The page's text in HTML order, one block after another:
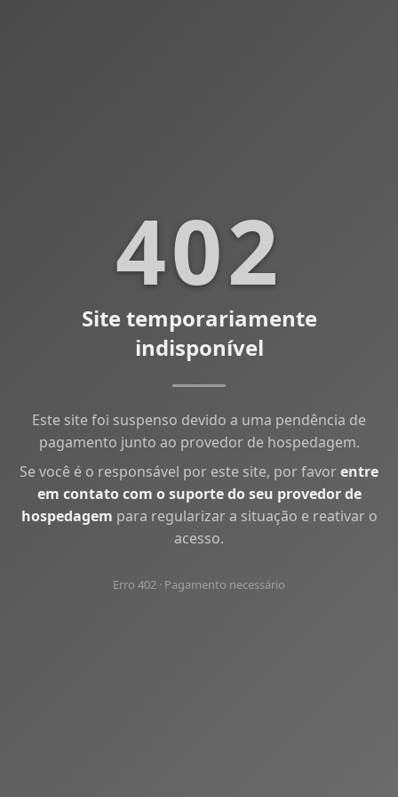
402
Site temporariamente
indisponível
Este site foi suspenso devido a uma pendência de
pagamento junto ao provedor de hospedagem.
Se você é o responsável por este site, por favorentre
em contato com o suporte do seu provedor de
hospedagem para regularizar a situação e reativar o
acesso.
Erro 402 · Pagamento necessário